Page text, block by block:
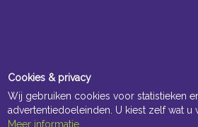
Cookies & privacy
Wij gebruiken cookies voor statistieken
advertentiedoeleinden. U kiest zelf wat u
Meer informatie